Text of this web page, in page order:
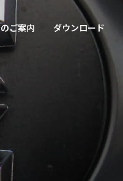
ご案内 ダウンロード